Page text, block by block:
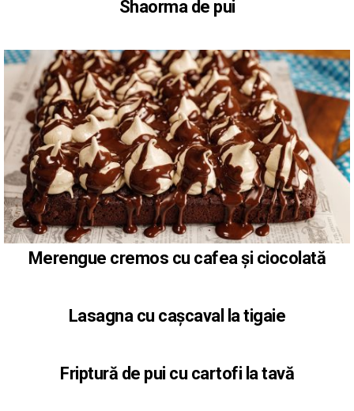
Shaorma de pui
Merengue cremos cu cafea și ciocolată
Lasagna cu cașcaval la tigaie
Friptură de pui cu cartofi la tavă